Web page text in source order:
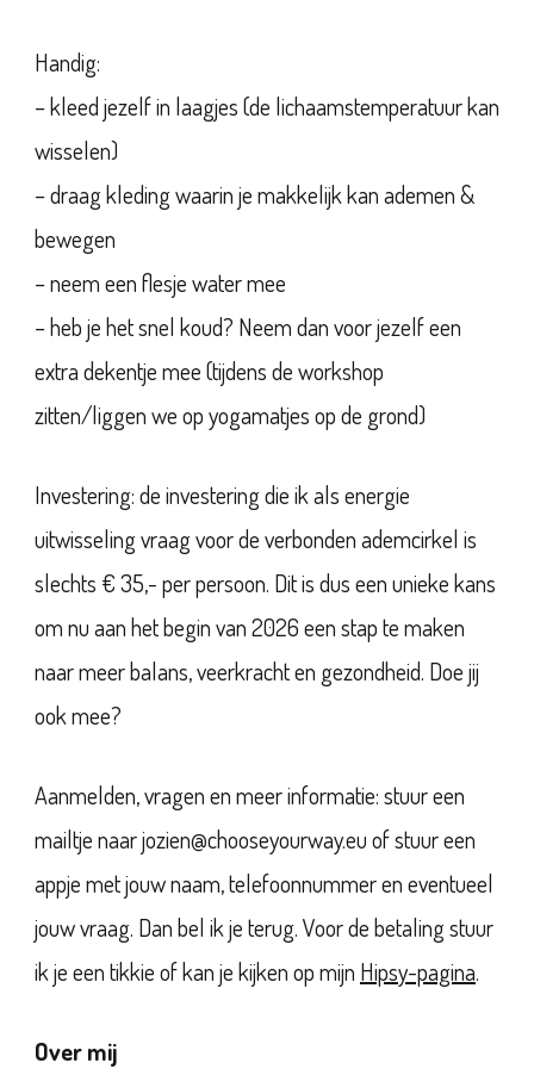
Handig:
– kleed jezelf in laagjes (de lichaamstemperatuur kan
wisselen)
– draag kleding waarin je makkelijk kan ademen &
bewegen
– neem een flesje water mee
– heb je het snel koud? Neem dan voor jezelf een
extra dekentje mee (tijdens de workshop
zitten/liggen we op yogamatjes op de grond)
Investering: de investering die ik als energie
uitwisseling vraag voor de verbonden ademcirkel is
slechts € 35,- per persoon. Dit is dus een unieke kans
om nu aan het begin van 2026 een stap te maken
naar meer balans, veerkracht en gezondheid. Doe jij
ook mee?
Aanmelden, vragen en meer informatie: stuur een
mailtje naar jozien@chooseyourway.eu of stuur een
appje met jouw naam, telefoonnummer en eventueel
jouw vraag. Dan bel ik je terug. Voor de betaling stuur
ik je een tikkie of kan je kijken op mijn Hipsy-pagina.
Over mij